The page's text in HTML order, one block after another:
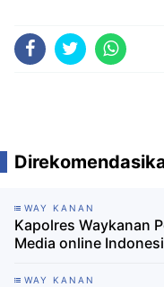
WAY KANAN
Kapolres Waykanan
Media online
WAY KANAN